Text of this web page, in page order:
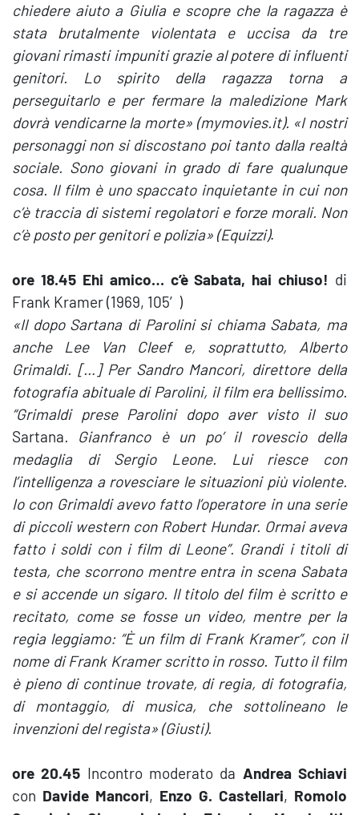
chiedere aiuto a Giulia e scopre che la ragazza è
stata brutalmente violentata e uccisa da tre
giovani rimasti impuniti grazie al potere di influenti
genitori. Lo spirito della ragazza torna a
perseguitarlo e per fermare la maledizione Mark
dovrà vendicarne la morte» (mymovies.it). «I nostri
personaggi non si discostano poi tanto dalla realtà
sociale. Sono giovani in grado di fare qualunque
cosa. Il film è uno spaccato inquietante in cui non
c’è traccia di sistemi regolatori e forze morali. Non
c’è posto per genitori e polizia» (Equizzi).
ore 18.45 Ehi amico… c’è Sabata, hai chiuso! di
Frank Kramer (1969, 105′)
«Il dopo Sartana di Parolini si chiama Sabata, ma
anche Lee Van Cleef e, soprattutto, Alberto
Grimaldi. […] Per Sandro Mancori, direttore della
fotografia abituale di Parolini, il film era bellissimo.
“Grimaldi prese Parolini dopo aver visto il suo
Sartana. Gianfranco è un po’ il rovescio della
medaglia di Sergio Leone. Lui riesce con
l’intelligenza a rovesciare le situazioni più violente.
Io con Grimaldi avevo fatto l’operatore in una serie
di piccoli western con Robert Hundar. Ormai aveva
fatto i soldi con i film di Leone”. Grandi i titoli di
testa, che scorrono mentre entra in scena Sabata
e si accende un sigaro. Il titolo del film è scritto e
recitato, come se fosse un video, mentre per la
regia leggiamo: “È un film di Frank Kramer”, con il
nome di Frank Kramer scritto in rosso. Tutto il film
è pieno di continue trovate, di regia, di fotografia,
di montaggio, di musica, che sottolineano le
invenzioni del regista» (Giusti).
ore 20.45 Incontro moderato da Andrea Schiavi
con Davide Mancori, Enzo G. Castellari, Romolo